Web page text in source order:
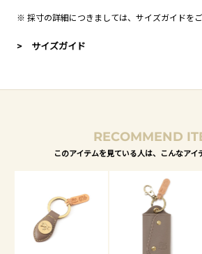
※ 採寸の詳細につきましては、 サイズガイドを
> サイズガイド
RECOMMEND
このアイテムを見ている人は、こんなアイ